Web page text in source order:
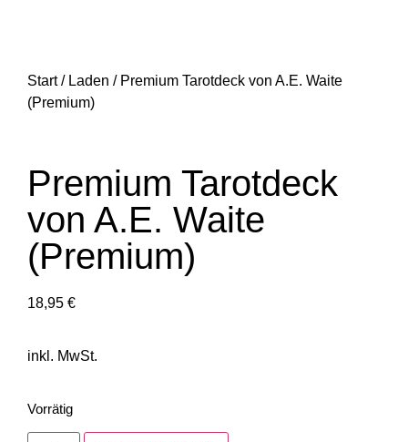
Start/ Laden / Premium Tarotdeck von A.E. Waite
(Premium)
Premium Tarotdeck
von A.E. Waite
(Premium)
18,95 €
inkl. MwSt.
Vorrätig